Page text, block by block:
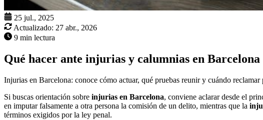
25 jul., 2025
Actualizado: 27 abr., 2026
9 min lectura
Qué hacer ante injurias y calumnias en Barcelona
Injurias en Barcelona: conoce cómo actuar, qué pruebas reunir y cuándo
Si buscas orientación sobre injurias en Barcelona, conviene aclarar desde el
en imputar falsamente a otra persona la comisión de un delito, mientras que la
términos exigidos por la ley penal.